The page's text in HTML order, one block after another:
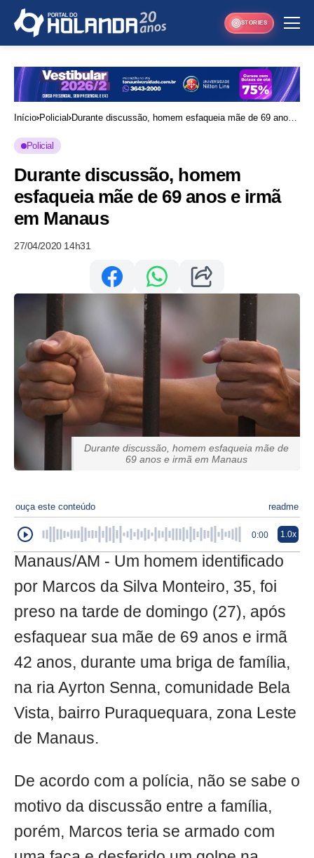
STORIES
Início Policial Durante discussão, homem esfaqueia mãe de 69 anos
Policial
Durante discussão, homem
esfaqueia mãe de 69 anos e irmã
em Manaus
27/04/2020 14h31
Durante discussão, homem esfaqueia mãe de
69 anos e irmã em Manaus
ouça este conteúdo readme
0:00 1.0x
Manaus/AM - Um homem identificado
por Marcos da Silva Monteiro, 35, foi
preso na tarde de domingo (27), após
esfaquear sua mãe de 69 anos e irmã
42 anos, durante uma briga de família,
na ria Ayrton Senna, comunidade Bela
Vista, bairro Puraquequara, zona Leste
de Manaus.
De acordo com a polícia, não se sabe o
motivo da discussão entre a família,
porém, Marcos teria se armado com